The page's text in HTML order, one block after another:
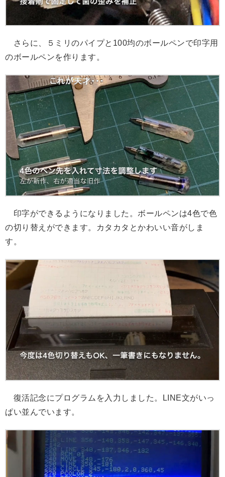
さらに、５ミリのパイプと100均のボールペンで印字用
のボールペンを作ります。
印字ができるようになりました。ボールペンは4色で色
の切り替えができます。カタカタとかわいい音がしま
す。
復活記念にプログラムを入力しました。LINE文がいっ
ぱい並んでいます。